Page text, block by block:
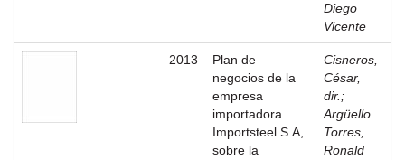
Diego
Vicente
2013
Plan de
negocios de la
empresa
importadora
Importsteel S.A,
sobre la
Cisneros,
César,
dir. ;
Argüello
Torres,
Ronald